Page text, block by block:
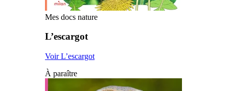
Mes docs nature
L’escargot
Voir L’escargot
À paraître